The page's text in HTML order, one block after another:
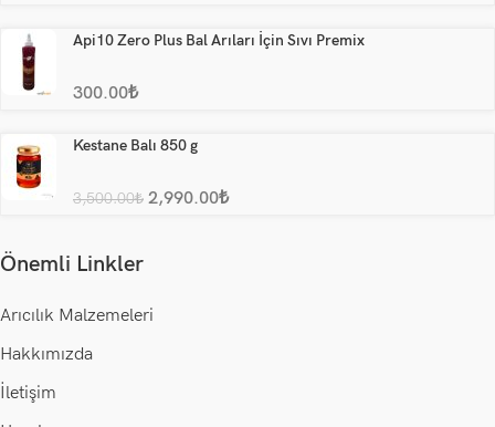
Api10 Zero Plus Bal Arıları İçin Sıvı Premix
300.00₺
Kestane Balı 850 g
3,500.00₺ 2,990.00₺
Önemli Linkler
Arıcılık Malzemeleri
Hakkımızda
İletişim